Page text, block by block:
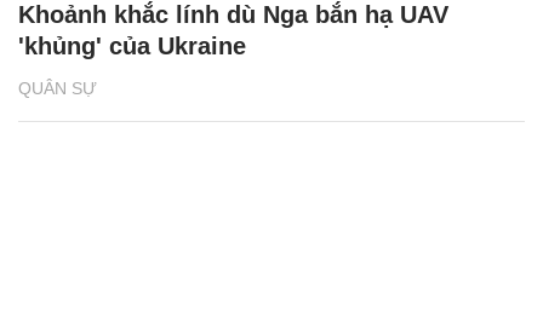
QUÂN SỰ
Khoảnh khắc lính dù Nga bắn hạ UAV
'khủng' của Ukraine